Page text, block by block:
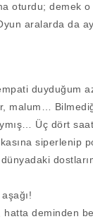
oturdu; demek
aralarda da
duyduğum az
malum…
Üç dört
siperlenip
deminden